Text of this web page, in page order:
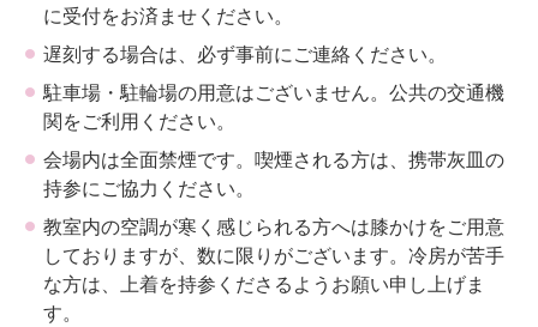
に受付をお済ませください。
遅刻する場合は、必ず事前にご連絡ください。
駐車場・駐輪場の用意はございません。公共の交通機
関をご利用ください。
会場内は全面禁煙です。喫煙される方は、携帯灰皿の
持参にご協力ください。
教室内の空調が寒く感じられる方へは膝かけをご用意
しておりますが、数に限りがございます。冷房が苦手
な方は、上着を持参くださるようお願い申し上げま
す。